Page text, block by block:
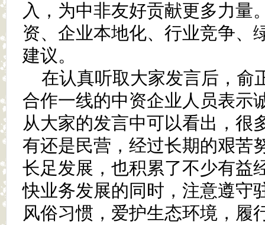
入，为中非友好贡献更多力量
资、企业本地化、行业竞争、
建议。
在认真听取大家发言后，俞
合作一线的中资企业人员表示
从大家的发言中可以看出，很
有还是民营，经过长期的艰苦
长足发展，也积累了不少有益
快业务发展的同时，注意遵守
风俗习惯，爱护生态环境，履